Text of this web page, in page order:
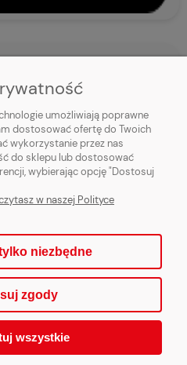
umożliwiają poprawne
dostosować ofertę do Twoich
wykorzystanie przez nas
do sklepu lub dostosować
wybierając opcję "Dostosuj
w naszej Polityce
niezbędne
zgody
wszystkie